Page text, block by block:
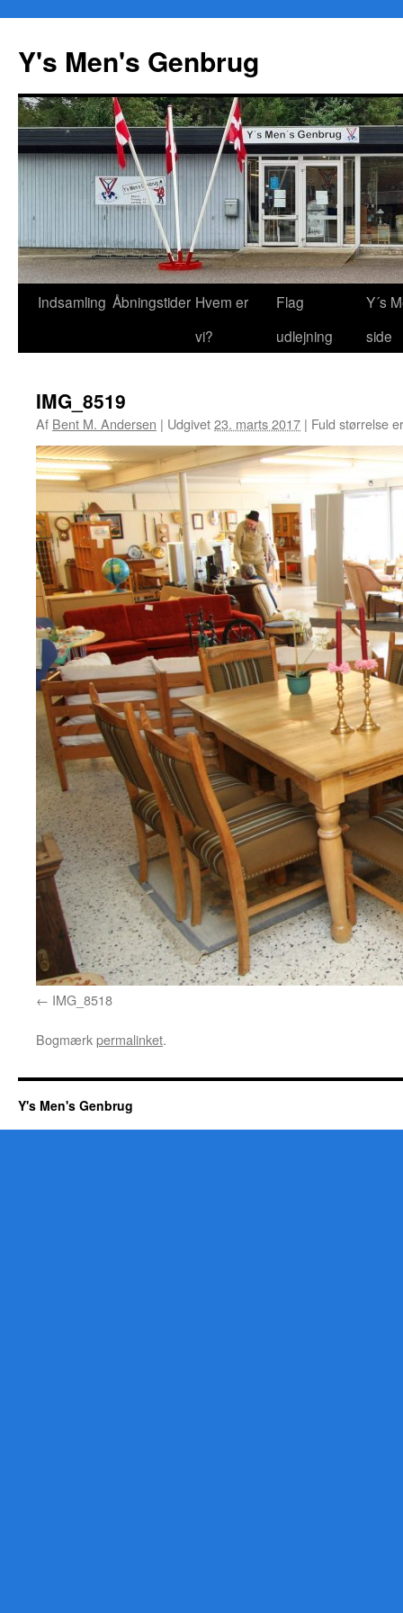
Y's Men's Genbrug
Hop
Indsamling Åbningstider Hvem er
vi?
Flag
udlejning
Y´s
side
IMG_8519
Af Bent M. Andersen | Udgivet23. marts 2017 | Fuld størrelse
IMG_8518
Bogmærkpermalinket.
Y's Men's Genbrug